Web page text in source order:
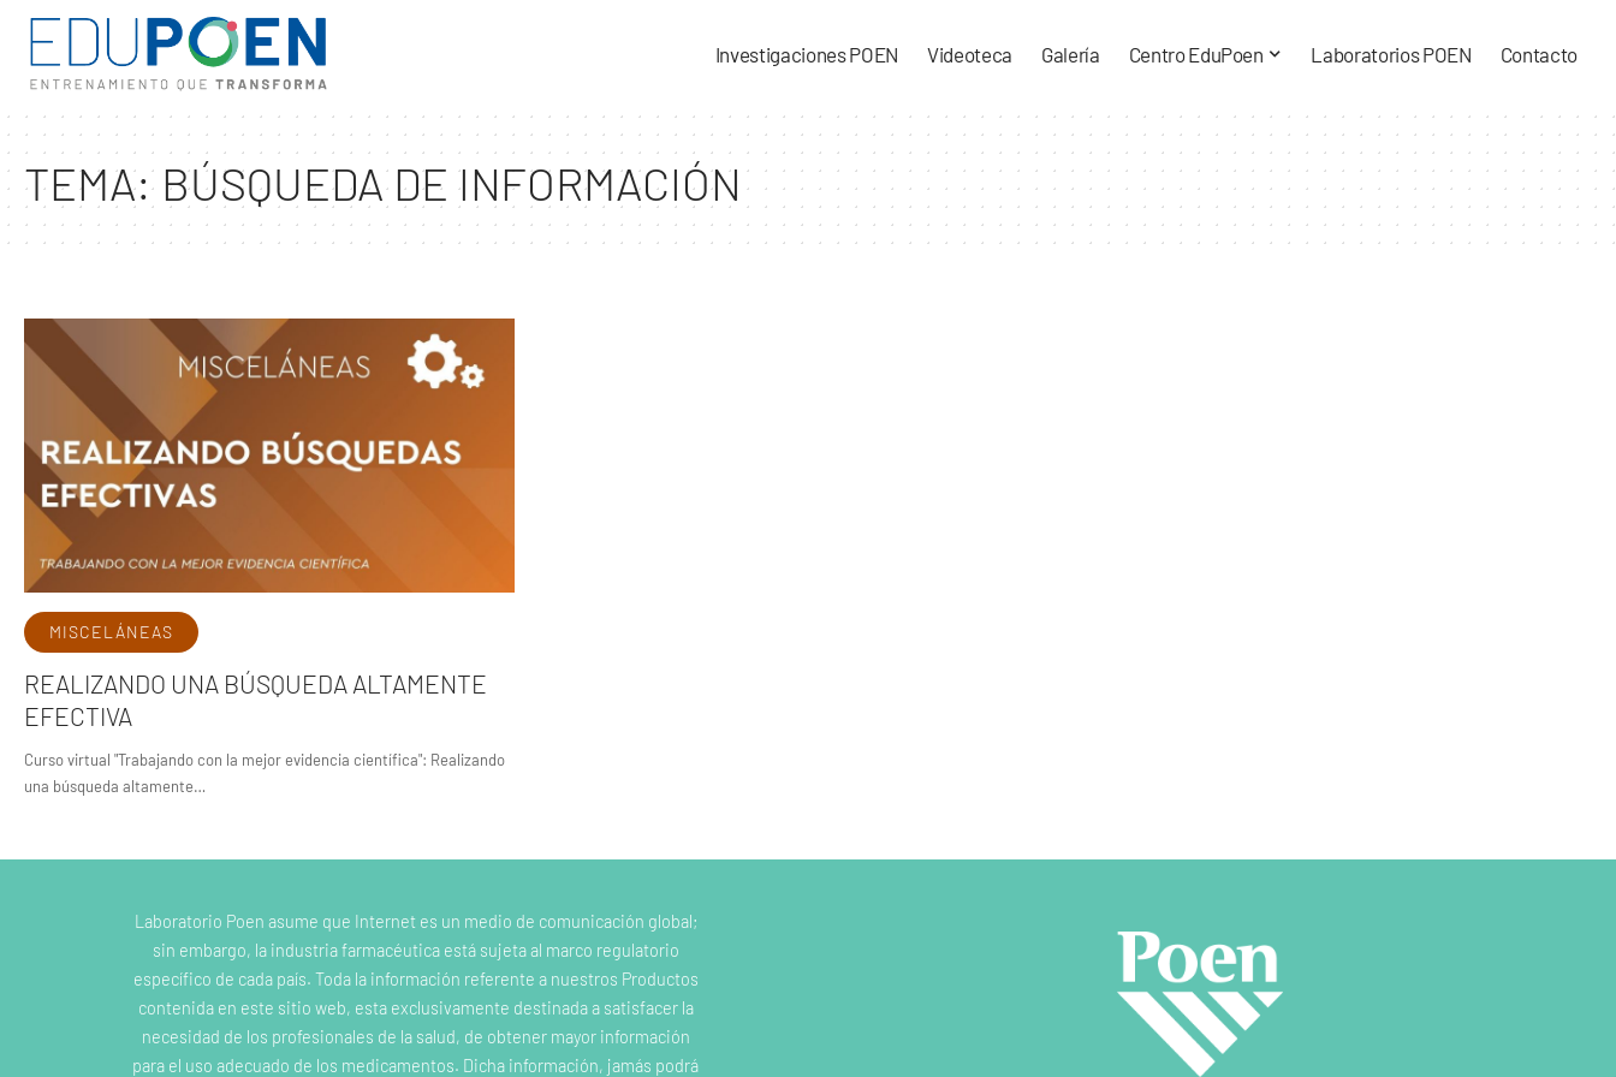
Investigaciones POEN Videoteca Galería Centro EduPoen Laboratorios POEN Contacto
TEMA:BÚSQUEDA DE INFORMACIÓN
MISCELÁNEAS
REALIZANDO UNA BÚSQUEDA ALTAMENTE
EFECTIVA
Curso virtual "Trabajando con la mejor evidencia científica": Realizando
una búsqueda altamente…
Laboratorio Poen asume que Internet es un medio de comunicación global;
sin embargo, la industria farmacéutica está sujeta al marco regulatorio
específico de cada país. Toda la información referente a nuestros Productos
contenida en este sitio web, esta exclusivamente destinada a satisfacer la
necesidad de los profesionales de la salud, de obtener mayor información
para el uso adecuado de los medicamentos. Dicha información, jamás podrá